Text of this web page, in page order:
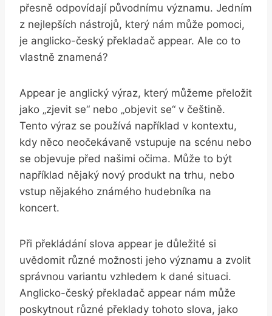
přesně odpovídají původnímu významu. Jedním
z nejlepších nástrojů,⁣ který nám může pomoci,
je anglicko-český překladač appear.‍ Ale ⁣co ⁤to
vlastně znamená?
Appear je anglický výraz, který můžeme přeložit
jako „zjevit se“ nebo „objevit⁤ se“ v češtině.
Tento ⁢výraz se používá například v‌ kontextu,
‌kdy něco neočekávaně vstupuje ‌na scénu nebo
se objevuje před našimi očima. Může ⁢to být
například nějaký nový produkt na trhu, nebo
vstup nějakého známého hudebníka na
koncert.
Při překládání slova appear je důležité si
uvědomit⁤ různé možnosti jeho významu a zvolit
správnou ‌variantu vzhledem k dané situaci.
Anglicko-český překladač appear nám může‍
poskytnout různé překlady tohoto slova, jako